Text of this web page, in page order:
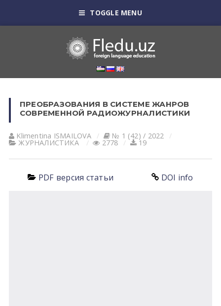
TOGGLE MENU
ПРЕОБРАЗОВАНИЯ В СИСТЕМЕ ЖАНРОВ
СОВРЕМЕННОЙ РАДИОЖУРНАЛИСТИКИ
Klimentina ISMАILOVА № 1 (42) / 2022
ЖУРНАЛИСТИКА 2778 19
PDF версия статьи DOI info